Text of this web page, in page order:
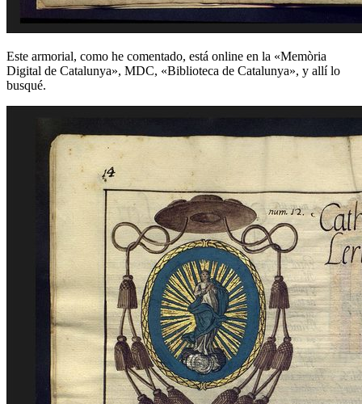
Este armorial, como he comentado, está online en la «Memòria
Digital de Catalunya», MDC, «Biblioteca de Catalunya», y allí lo
busqué.